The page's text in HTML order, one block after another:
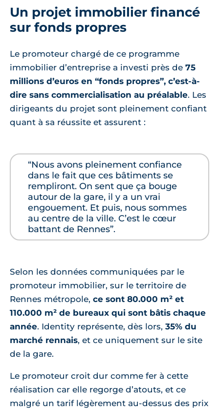
Un projet immobilier financé
sur fonds propres
Le promoteur chargé de ce programme
immobilier d’entreprise a investi près de 75
millions d’euros en “fonds propres”, c’est-à-
dire sans commercialisation au préalable. Les
dirigeants du projet sont pleinement confiant
quant à sa réussite et assurent :
“Nous avons pleinement confiance
dans le fait que ces bâtiments se
rempliront. On sent que ça bouge
autour de la gare, il y a un vrai
engouement. Et puis, nous sommes
au centre de la ville. C’est le cœur
battant de Rennes”.
Selon les données communiquées par le
promoteur immobilier, sur le territoire de
Rennes métropole, ce sont 80.000 m² et
110.000 m² de bureaux qui sont bâtis chaque
année. Identity représente, dès lors, 35% du
marché rennais, et ce uniquement sur le site
de la gare.
Le promoteur croit dur comme fer à cette
réalisation car elle regorge d’atouts, et ce
malgré un tarif légèrement au-dessus des prix